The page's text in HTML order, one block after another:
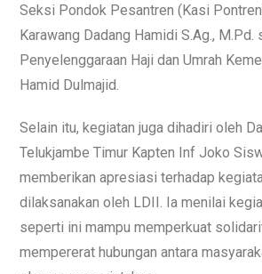
Seksi Pondok Pesantren (Kasi
Karawang Dadang Hamidi S.Ag.,
Penyelenggaraan Haji dan Umrah
Hamid Dulmajid.
Selain itu, kegiatan juga dihadiri oleh
Telukjambe Timur Kapten Inf Joko
memberikan apresiasi terhadap
dilaksanakan oleh LDII. Ia menilai
seperti ini mampu memperkuat
mempererat hubungan antara